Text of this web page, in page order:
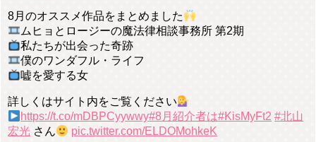
8月のオススメ作品をまとめました
ムヒョとロージーの魔法律相談事務所 第2期
私たちが出会った奇跡
僕のワンダフル・ライフ
嘘を愛する女
詳しくはサイト内をご覧ください
https://t.co/mDBPCyywwy#8月紹介者は#KisMyFt2 #北山
宏光 さん pic.twitter.com/ELDOMohkeK